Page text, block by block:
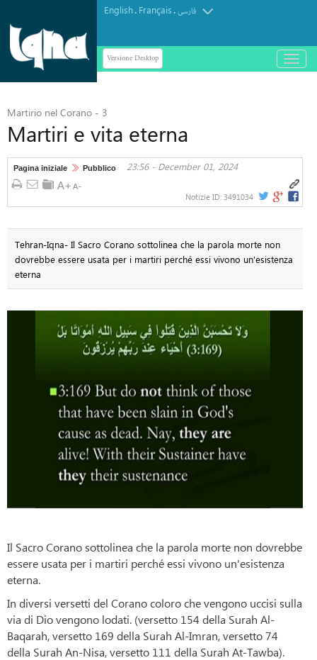
English. Français.فارسی
Versione Desktop
باز
و
Martirio nel Corano - 3
Martiri e vita eterna
Pagina iniziale Pubblico 23:56 - December 01, 2024
Notizie ID: 3491034
Tehran-Iqna- Il Sacro Corano sottolinea che la parola morte non
dovrebbe essere usata per i martiri perché essi vivono un'esistenza
eterna
Il Sacro Corano sottolinea che la parola morte non dovrebbe
essere usata per i martiri perché essi vivono un'esistenza
eterna.
In diversi versetti del Corano coloro che vengono uccisi sulla
via di Dio vengono lodati. (versetto 154 della Surah Al-
Baqarah, versetto 169 della Surah Al-Imran, versetto 74
della Surah An-Nisa, versetto 111 della Surah At-Tawba).